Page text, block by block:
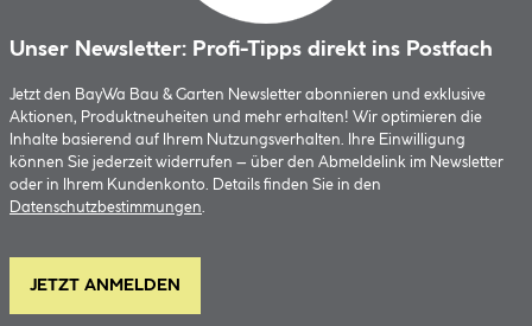
Unser Newsletter: Profi-Tipps direkt ins Postfach
Jetzt den BayWa Bau & Garten Newsletter abonnieren und exklusive
Aktionen, Produktneuheiten und mehr erhalten! Wir optimieren die
Inhalte basierend auf Ihrem Nutzungsverhalten. Ihre Einwilligung
können Sie jederzeit widerrufen – über den Abmeldelink im Newsletter
oder in Ihrem Kundenkonto. Details finden Sie in den
Datenschutzbestimmungen.
JETZT ANMELDEN